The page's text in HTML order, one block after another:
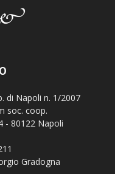
di Napoli n. 1/2007
soc. coop.
- 80122 Napoli
Gradogna